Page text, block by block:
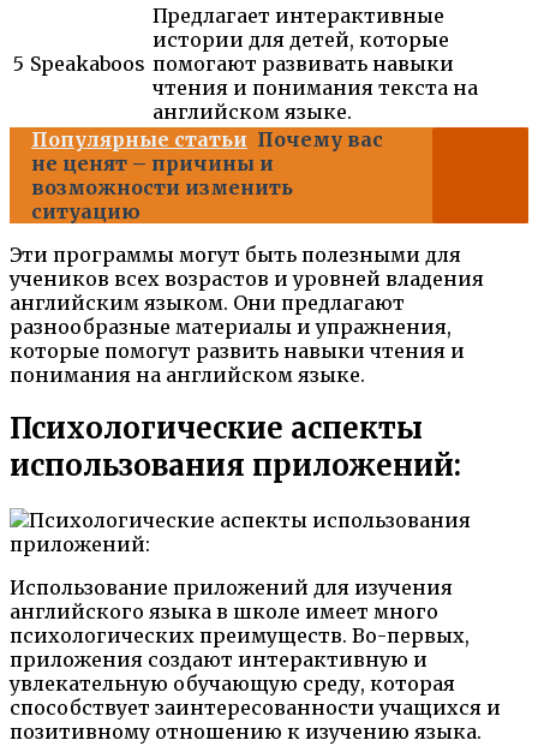
5 Speakaboos
Предлагает интерактивные
истории для детей, которые
помогают развивать навыки
чтения и понимания текста на
английском языке.
Популярные статьи Почему вас
не ценят – причины и
возможности изменить
ситуацию
Эти программы могут быть полезными для
учеников всех возрастов и уровней владения
английским языком. Они предлагают
разнообразные материалы и упражнения,
которые помогут развить навыки чтения и
понимания на английском языке.
Психологические аспекты
использования приложений:
Использование приложений для изучения
английского языка в школе имеет много
психологических преимуществ. Во-первых,
приложения создают интерактивную и
увлекательную обучающую среду, которая
способствует заинтересованности учащихся и
позитивному отношению к изучению языка.